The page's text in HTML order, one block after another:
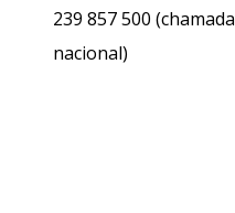
239 857 500
nacional)